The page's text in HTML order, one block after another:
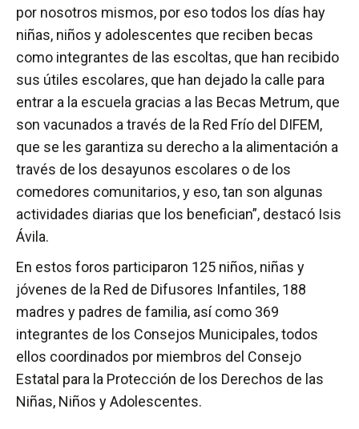
por nosotros mismos, por eso todos los días hay
niñas, niños y adolescentes que reciben becas
como integrantes de las escoltas, que han recibido
sus útiles escolares, que han dejado la calle para
entrar a la escuela gracias a las Becas Metrum, que
son vacunados a través de la Red Frío del DIFEM,
que se les garantiza su derecho a la alimentación a
través de los desayunos escolares o de los
comedores comunitarios, y eso, tan son algunas
actividades diarias que los benefician”, destacó Isis
Ávila.
En estos foros participaron 125 niños, niñas y
jóvenes de la Red de Difusores Infantiles, 188
madres y padres de familia, así como 369
integrantes de los Consejos Municipales, todos
ellos coordinados por miembros del Consejo
Estatal para la Protección de los Derechos de las
Niñas, Niños y Adolescentes.